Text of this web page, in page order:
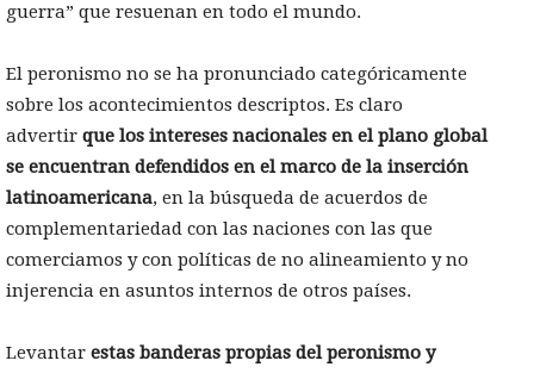
guerra” que resuenan en todo el mundo.
El peronismo no se ha pronunciado categóricamente
sobre los acontecimientos descriptos. Es claro
advertir que los intereses nacionales en el plano global
se encuentran defendidos en el marco de la inserción
latinoamericana, en la búsqueda de acuerdos de
complementariedad con las naciones con las que
comerciamos y con políticas de no alineamiento y no
injerencia en asuntos internos de otros países.
Levantar estas banderas propias del peronismo y